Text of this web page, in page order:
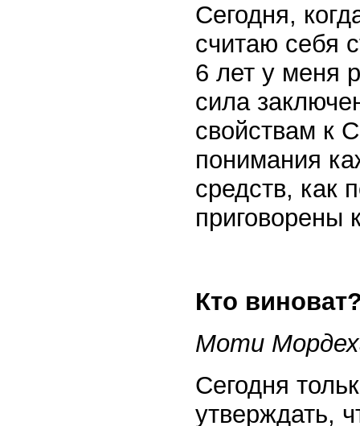
Сегодня,
считаю себя
6 лет у меня
сила
свойствам к
понимания
средств, как
приговорены
Кто
Моти
Сегодня
утверждать,